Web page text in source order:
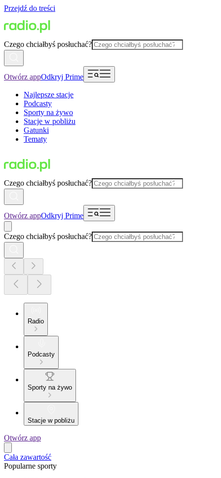
Przejdź do treści
Czego chciałbyś posłuchać?
Otwórz appOdkryj Prime
Najlepsze stacje
Podcasty
Sporty na żywo
Stacje w pobliżu
Gatunki
Tematy
Czego chciałbyś posłuchać?
Otwórz appOdkryj Prime
Czego chciałbyś posłuchać?
Radio
Podcasty
Sporty na żywo
Stacje w pobliżu
Otwórz app
Cała zawartość
Popularne sporty